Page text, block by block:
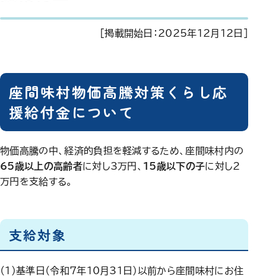
[掲載開始日： 2025年12月12日
座間味村物価高騰対策くらし応
援給付金について
物価高騰の中、経済的負担を軽減するため、座間味村内の
65歳以上の高齢者に対し3万円、 15歳以下の子に対し2
万円を支給する。
支給対象
（１）基準日（令和7年10月31日）以前から座間味村にお住